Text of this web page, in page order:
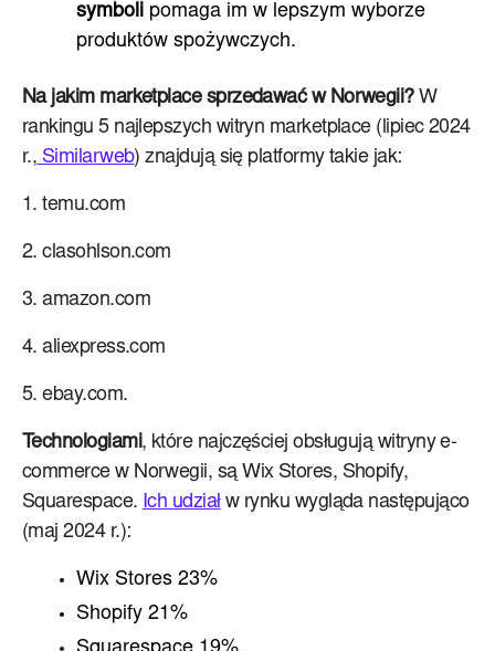
symboli pomaga im w lepszym wyborze
produktów spożywczych.
Na jakim marketplace sprzedawać w Norwegii?W
rankingu 5 najlepszych witryn marketplace (lipiec 2024
r., Similarweb) znajdują się platformy takie jak:
1. temu.com
2. clasohlson.com
3. amazon.com
4. aliexpress.com
5. ebay.com.
Technologiami, które najczęściej obsługują witryny e-
commerce w Norwegii, są Wix Stores, Shopify,
Squarespace. Ich udziałw rynku wygląda następująco
(maj 2024 r.):
Wix Stores 23%
Shopify 21%